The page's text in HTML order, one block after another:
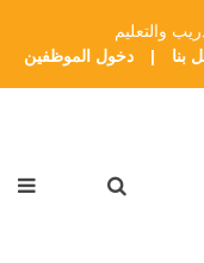
والتعليم
بنا
| دخول الموظفين